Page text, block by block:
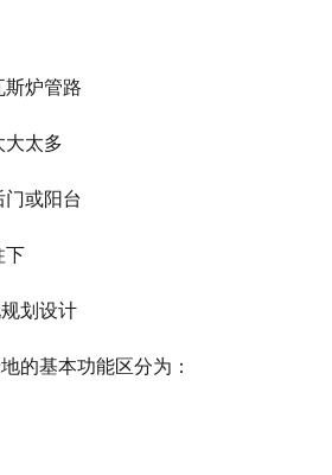
炉管路
太多
或阳台
划设计
基本功能区分为：